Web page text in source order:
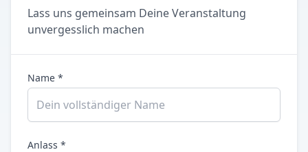
Lass uns gemeinsam Deine Veranstaltung
unvergesslich machen
Name *
Anlass *